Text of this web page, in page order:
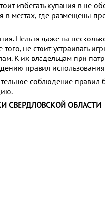
избегать купания в не
в местах, где размещены
Нельзя даже на
не стоит устраивать
К их владельцам при
правил
соблюдение правил
СВЕРДЛОВСКОЙ ОБЛАСТИ